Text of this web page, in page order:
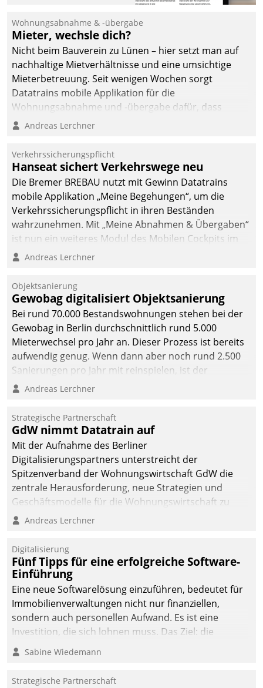
Ressort Kapitalanlage für
künftige Aufgaben und
Herausforderungen
gerüstet.
Wohnungsabnahme & -übergabe
Mieter, wechsle dich?
Nicht beim Bauverein zu Lünen – hier setzt man auf
nachhaltige Mietverhältnisse und eine umsichtige
Mieterbetreuung. Seit wenigen Wochen sorgt
Datatrains mobile Applikation für die
Wohnungsabnahme und -übergabe dafür, dass
Mieter wohlgeordnet kommen und, so es sein muss,
Andreas Lerchner
Verkehrssicherungspflicht
Hanseat sichert Verkehrswege neu
Die Bremer BREBAU nutzt mit Gewinn Datatrains
mobile Applikation „Meine Begehungen“, um die
Verkehrssicherungspflicht in ihren Beständen
wahrzunehmen. Mit „Meine Abnahmen & Übergaben“
ist nun ein weiteres Modul des Mobilen Cockpits im
Einsatz.
Andreas Lerchner
Objektsanierung
Gewobag digitalisiert Objektsanierung
Bei rund 70.000 Bestandswohnungen stehen bei der
Gewobag in Berlin durchschnittlich rund 5.000
Mieterwechsel pro Jahr an. Dieser Prozess ist bereits
aufwendig genug. Wenn dann aber noch rund 2.500
Sanierungen pro Jahr mit reinspielen, ist der
Betreuungs- und Organisationsaufwand immens. Im
kommunale Wohnungsbauunternehmen daher
gemeinsam mit der Berliner Datatrain GmbH den
Teilprozess der Objektsanierung digitalisiert.
Andreas Lerchner
Strategische Partnerschaft
GdW nimmt Datatrain auf
Mit der Aufnahme des Berliner
Digitalisierungspartners unterstreicht der
Spitzenverband der Wohnungswirtschaft GdW die
zentrale Herausforderung, neue Strategien und
Geschäftsmodelle für die Wohnungswirtschaft zu
entwickeln.
Andreas Lerchner
Digitalisierung
Fünf Tipps für eine erfolgreiche Software-
Einführung
Eine neue Softwarelösung einzuführen, bedeutet für
Immobilienverwaltungen nicht nur finanziellen,
sondern auch personellen Aufwand. Es ist eine
Investition, die sich lohnen muss. Das Ziel: die
nachhaltige Optimierung der Geschäftsabläufe. Damit
dieses Ziel erreicht wird, sollten einige Grundregeln
Sabine Wiedemann
Strategische Partnerschaft